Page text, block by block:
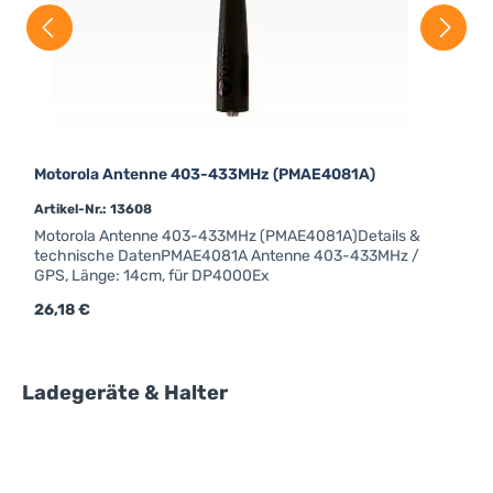
Motorola Antenne 403-433MHz (PMAE4081A)
Artikel-Nr.: 13608
Motorola Antenne 403-433MHz (PMAE4081A)Details &
technische DatenPMAE4081A Antenne 403-433MHz /
GPS, Länge: 14cm, für DP4000Ex
Regulärer Preis:
26,18 €
Produktgalerie überspringen
Ladegeräte & Halter